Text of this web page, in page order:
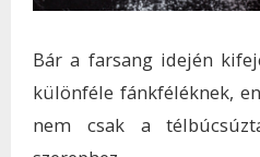
Bár a farsang idején
különféle fánkféléknek,
nem csak a